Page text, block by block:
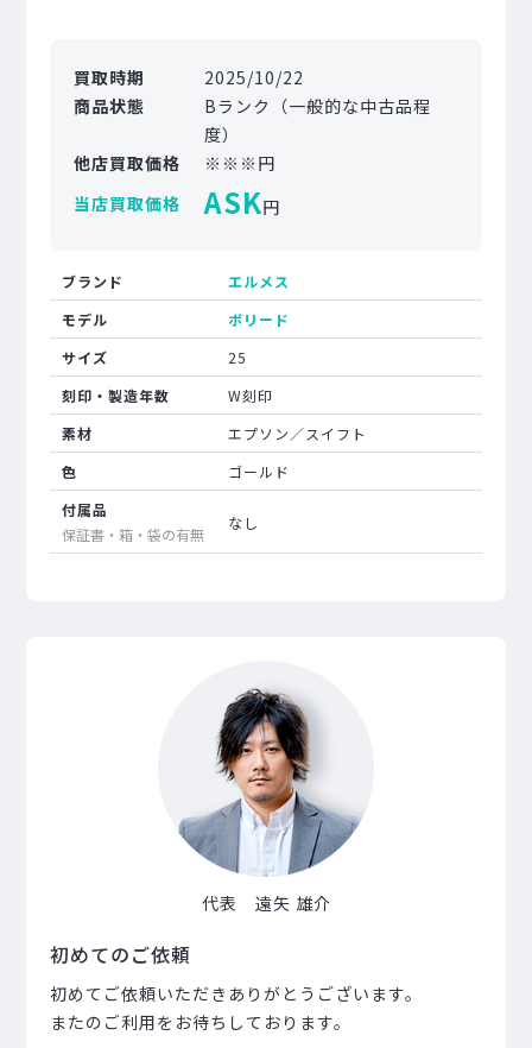
買取時期
2025/10/22
商品状態
Bランク（一般的な中古品程
度）
他店買取価格
※※※円
当店買取価格
ASK円
ブランド
エルメス
モデル
ボリード
サイズ
25
刻印・製造年数
W刻印
素材
エプソン／スイフト
色
ゴールド
付属品
保証書・箱・袋の有無
なし
代表 遠矢 雄介
初めてのご依頼
初めてご依頼いただきありがとうございます。
またのご利用をお待ちしております。